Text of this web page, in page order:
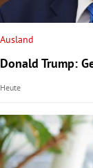
Untermenü
Untermenü
Untermenü
Untermenü
Ausland
Donald Trump:
Heute